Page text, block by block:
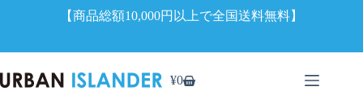
【商品総額10,000円以上で全国送料無料】
ン
シ
¥0